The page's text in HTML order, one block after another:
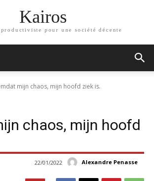
Kairos
pour une société décente
mijn chaos, mijn hoofd ziek is.
chaos, mijn hoofd
Alexandre Penasse
22/01/2022